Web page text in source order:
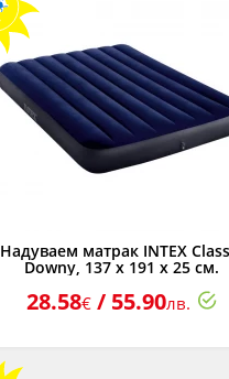
Надуваем матрак INTEX
Downy, 137 х 191 х 25 см.
28.58€/ 55.90лв.